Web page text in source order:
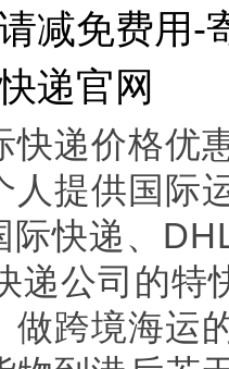
减免费用-
递官网
快递价格优
人提供国际
际快递、
递公司的特
做跨境海运